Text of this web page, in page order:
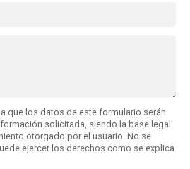
que los datos de este formulario serán
solicitada, siendo la base legal
otorgado por el usuario. No se
ejercer los derechos como se explica